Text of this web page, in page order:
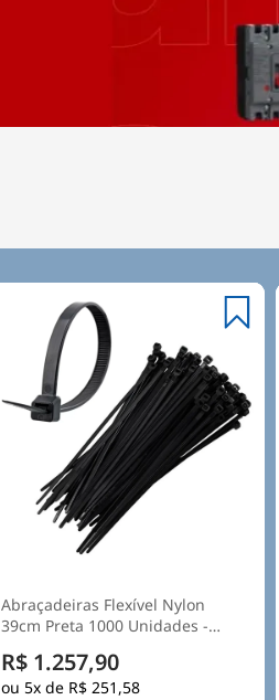
Adaptador Tomada 4 Saídas
250V 10A Branco - Daneva
R$ 18,90
5x de R$ 3,78